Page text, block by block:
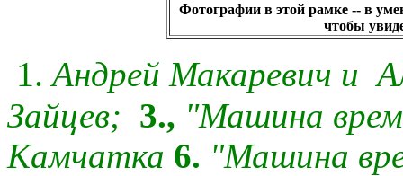
Фотографии в этой рамке -- в
чтобы
1.Андрей Макаревич и
Зайцев; 3., "Машина
Камчатка 6. "Машина